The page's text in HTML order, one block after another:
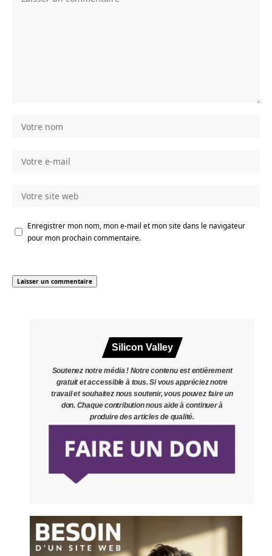
Enregistrer mon nom, mon e-mail et mon site dans le navigateur
pour mon prochain commentaire.
Silicon Valley
Soutenez notre média ! Notre contenu est entièrement
gratuit et accessible à tous. Si vous appréciez notre
travail et souhaitez nous soutenir, vous pouvez faire un
don. Chaque contribution nous aide à continuer à
produire des articles de qualité.